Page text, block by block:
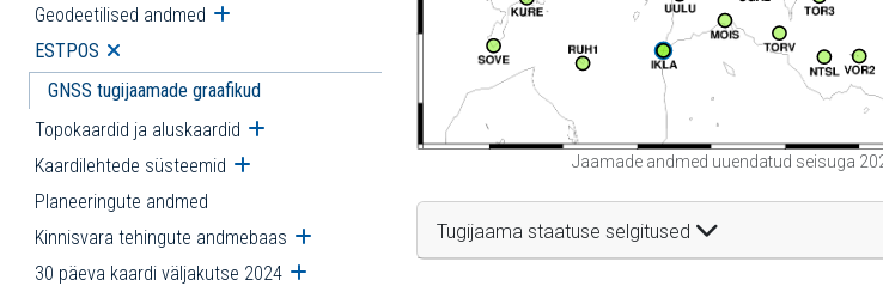
Geodeetilised andmed Ava alammenüü
ESTPOS Ava alammenüü
GNSS tugijaamade graafikud
Topokaardid ja aluskaardid Ava alammenüü
Kaardilehtede süsteemid Ava alammenüü
Planeeringute andmed
Kinnisvara tehingute andmebaas Ava alammenüü
30 päeva kaardi väljakutse 2024 Ava alammenüü
Jaamade andmed uuendatud seisuga
Tugijaama staatuse selgitused